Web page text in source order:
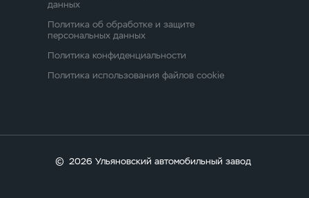
данных
Политика об обработке и защите
персональных данных
Политика конфиденциальности
Политика использования файлов cookie
© 2026 Ульяновский автомобильный завод